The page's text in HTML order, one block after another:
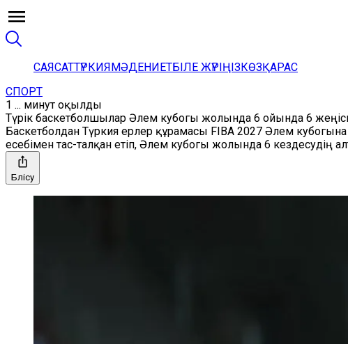
САЯСАТТҮРКИЯМӘДЕНИЕТБІЛЕ ЖҮРІҢІЗКӨЗҚАРАС
СПОРТ
1 ... минут оқылды
Түрік баскетболшылар Әлем кубогы жолында 6 ойында 6
Баскетболдан Түркия ерлер құрамасы FIBA 2027 Әлем
есебімен тас-талқан етіп, Әлем кубогы жолында 6 кездесудің
Бөлісу